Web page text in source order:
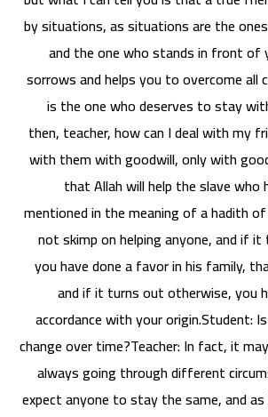
by situations, as situations are the
and the one who stands in front of
sorrows and helps you to overcome all
is the one who deserves to stay
then, teacher, how can I deal with my
with them with goodwill, only with
that Allah will help the slave who
mentioned in the meaning of a hadith
not skimp on helping anyone, and if
you have done a favor in his family,
and if it turns out otherwise, you
accordance with your origin.Student:
change over time?Teacher: In fact, it
always going through different
expect anyone to stay the same, and